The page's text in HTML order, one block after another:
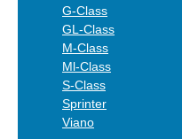
G-Class
GL-Class
M-Class
Ml-Class
S-Class
Sprinter
Viano